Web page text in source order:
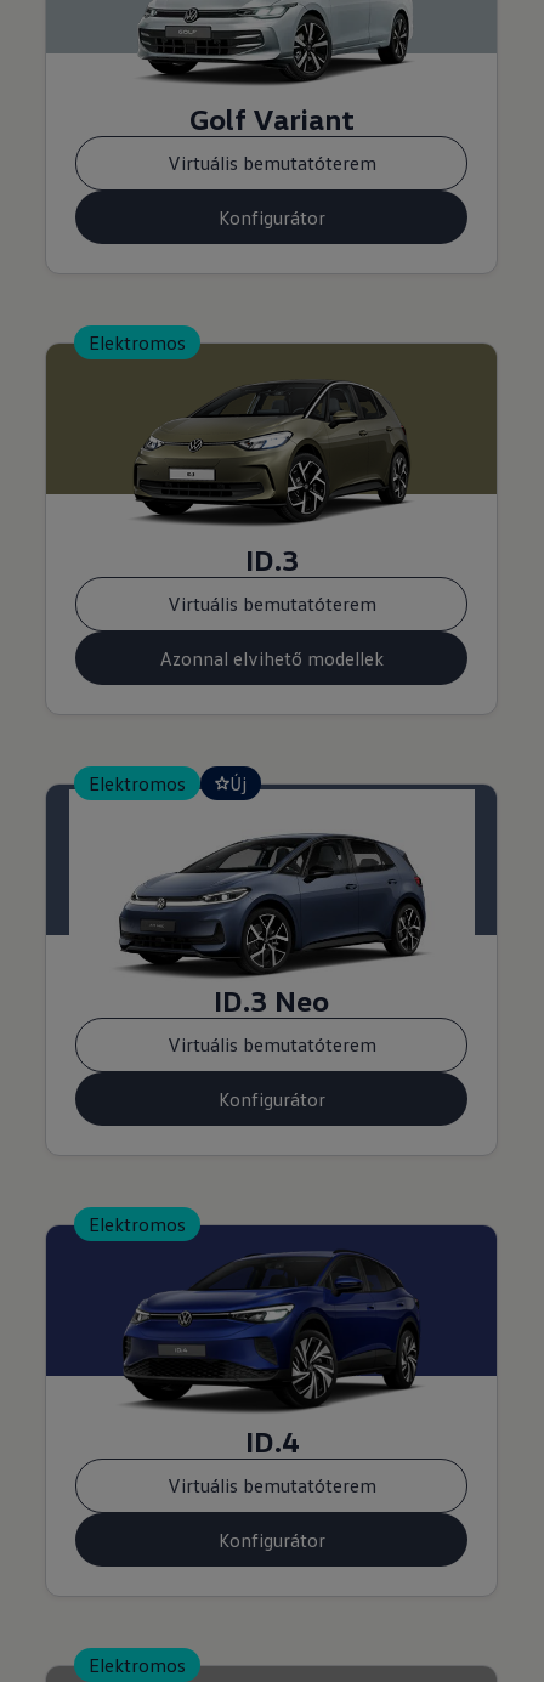
Golf Variant
Virtuális bemutatóterem
Konfigurátor
ID.3
Virtuális bemutatóterem
Azonnal elvihető modellek
Elektromos
ID.3 Neo
Virtuális bemutatóterem
Konfigurátor
Elektromos Új
ID.4
Virtuális bemutatóterem
Konfigurátor
Elektromos
Elektromos